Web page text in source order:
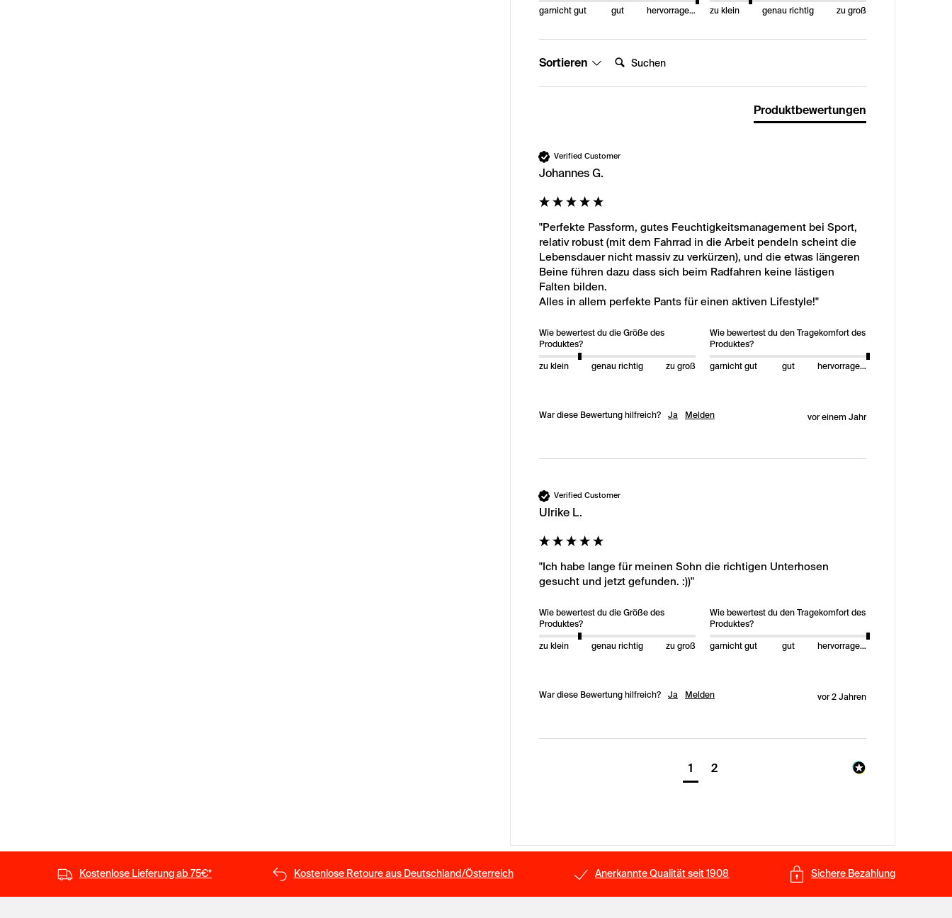
garnicht gut gut hervorragend zu klein genau richtig zu groß
Sortieren
Produktbewertungen
Verified Customer
Johannes G.
"Perfekte Passform, gutes Feuchtigkeitsmanagement bei Sport,
relativ robust (mit dem Fahrrad in die Arbeit pendeln scheint die
Lebensdauer nicht massiv zu verkürzen), und die etwas längeren
Beine führen dazu dass sich beim Radfahren keine lästigen
Falten bilden.
Alles in allem perfekte Pants für einen aktiven Lifestyle!"
Wie bewertest du die Größe des
Produktes?
zu klein genau richtig zu groß
Wie bewertest du den Tragekomfort des
Produktes?
garnicht gut gut hervorragend
War diese Bewertung hilfreich? Ja Melden vor einem Jahr
Verified Customer
Ulrike L.
"Ich habe lange für meinen Sohn die richtigen Unterhosen
gesucht und jetzt gefunden. :))"
Wie bewertest du die Größe des
Produktes?
zu klein genau richtig zu groß
Wie bewertest du den Tragekomfort des
Produktes?
garnicht gut gut hervorragend
War diese Bewertung hilfreich? Ja Melden vor 2 Jahren
1 2
Kostenlose Lieferung ab 75€* Kostenlose Retoure aus Deutschland/Österreich Anerkannte Qualität seit 1908 Sichere Bezahlung